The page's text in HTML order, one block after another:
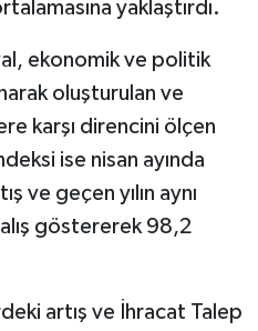
yaklaştırdı.
ekonomik ve politik
oluşturulan ve
karşı direncini ölçen
ise nisan ayında
ve geçen yılın aynı
göstererek 98,2
artış ve İhracat Talep